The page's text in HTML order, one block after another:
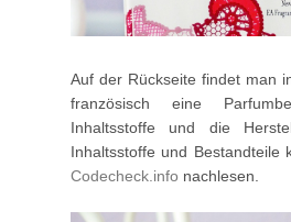
Auf der Rückseite findet man
französisch eine
Inhaltsstoffe und die
Inhaltsstoffe und Bestandteile
Codecheck.info nachlesen.